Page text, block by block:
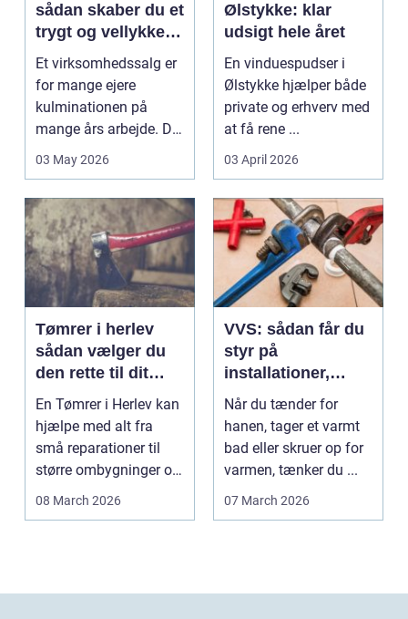
sådan skaber du et
trygt og vellykket
salg
Et virksomhedssalg er
for mange ejere
kulminationen på
mange års arbejde. Det
kan være en planlagt
03 May 2026
Ølstykke: klar
udsigt hele året
En vinduespudser i
Ølstykke hjælper både
private og erhverv med
at få rene ...
03 April 2026
Tømrer i herlev
sådan vælger du
den rette til dit
projekt
En Tømrer i Herlev kan
hjælpe med alt fra
små reparationer til
større ombygninger og
tilbygninger. N...
08 March 2026
VVS: sådan får du
styr på
installationer,
komfort og
energiforbrug
Når du tænder for
hanen, tager et varmt
bad eller skruer op for
varmen, tænker du ...
07 March 2026